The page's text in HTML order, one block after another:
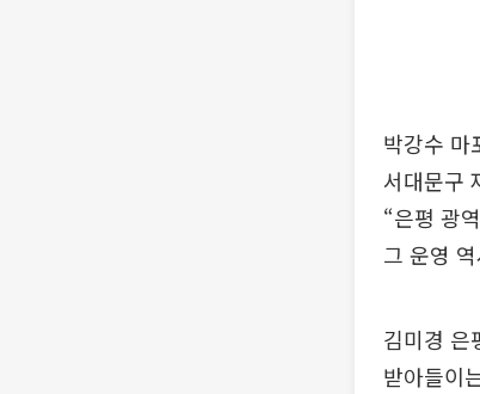
박강수 마
서대문구
“은평 광
그 운영
김미경 은
받아들이